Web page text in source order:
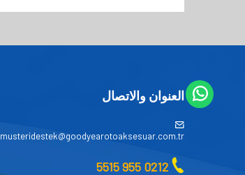
العنوان والاتصال
musteridestek@goodyearotoaksesuar.com.tr
0212 955 5515